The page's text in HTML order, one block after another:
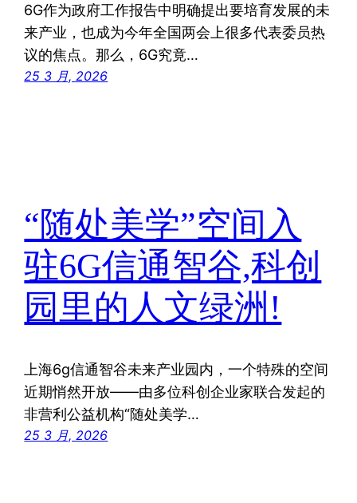
6G作为政府工作报告中明确提出要培育发展的未
来产业，也成为今年全国两会上很多代表委员热
议的焦点。那么，6G究竟…
25 3 月, 2026
“随处美学”空间入
驻6G信通智谷,科创
园里的人文绿洲!
上海6g信通智谷未来产业园内，一个特殊的空间
近期悄然开放——由多位科创企业家联合发起的
非营利公益机构“随处美学…
25 3 月, 2026